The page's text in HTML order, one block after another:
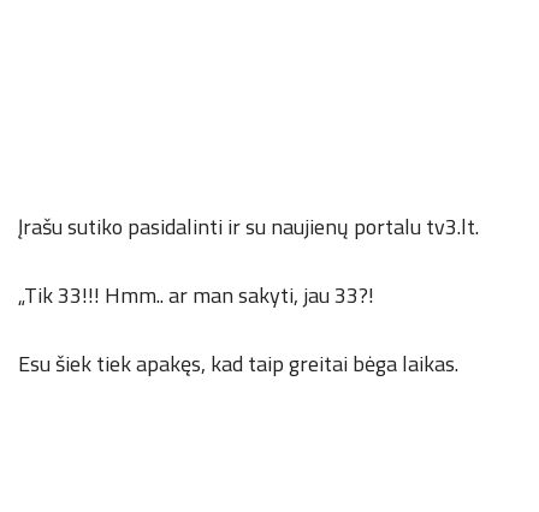
Įrašu sutiko pasidalinti ir su naujienų portalu tv3.lt.
„Tik 33!!! Hmm.. ar man sakyti, jau 33?!
Esu šiek tiek apakęs, kad taip greitai bėga laikas.